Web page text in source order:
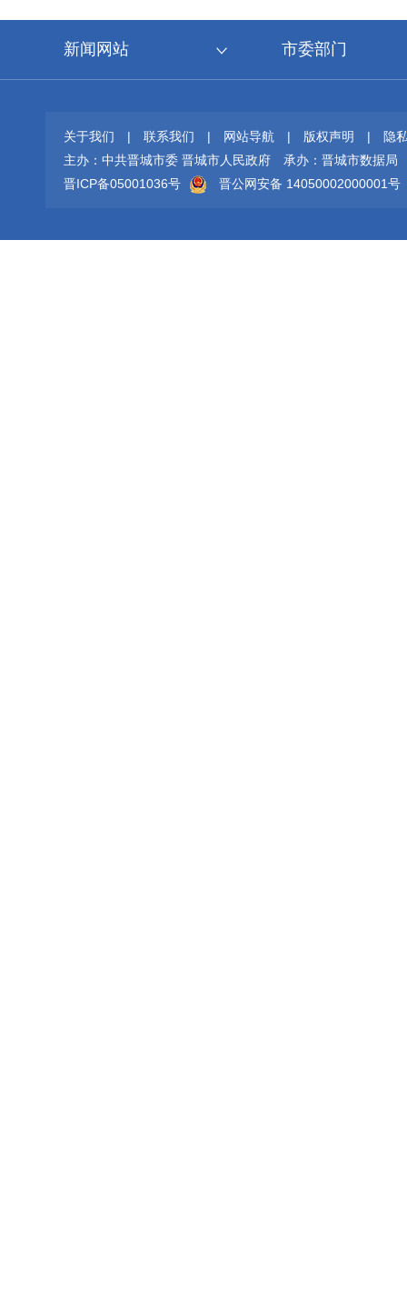
新闻网站 市委部门
关于我们 | 联系我们 | 网站导航 | 版权声明 |
隐
主办：中共晋城市委 晋城市人民政府
承办：晋城市数据局
晋ICP备05001036号
晋公网安备 14050002000001号